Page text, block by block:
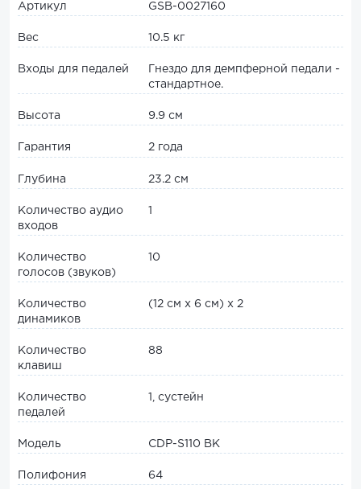
Артикул GSB-0027160
Вес 10.5 кг
Входы для педалей
Гнездо для демпферной педали -
cтандартное.
Высота 9.9 см
Гарантия 2 года
Глубина 23.2 см
Количество аудио
входов
1
Количество
голосов (звуков)
10
Количество
динамиков
(12 см х 6 см) х 2
Количество
клавиш
88
Количество
педалей
1, сустейн
Модель CDP-S110 BK
Полифония 64